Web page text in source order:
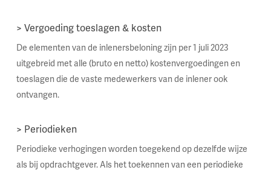
> Vergoeding toeslagen & kosten
De elementen van de inlenersbeloning zijn per 1 juli 2023
uitgebreid met alle (bruto en netto) kostenvergoedingen en
toeslagen die de vaste medewerkers van de inlener ook
ontvangen.
> Periodieken
Periodieke verhogingen worden toegekend op dezelfde wijze
als bij opdrachtgever. Als het toekennen van een periodieke